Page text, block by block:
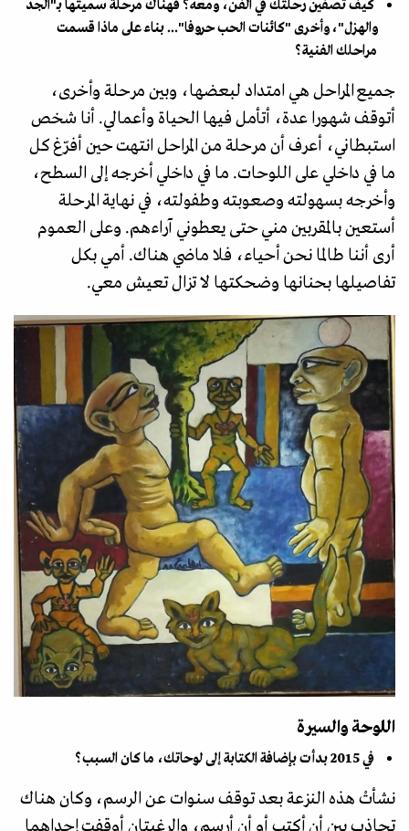
كيف تصفين رحلتك في الفن، ومعه؟ فهناك مرحلة سميتها بـ"الجد
والهزل"، وأخرى "كائنات الحب حروفا"... بناء على ماذا قسمت
مراحلك الفنية؟
جميع المراحل هي امتداد لبعضها، وبين مرحلة وأخرى،
أتوقف شهورا عدة، أتأمل فيها الحياة وأعمالي. أنا شخص
استبطاني، أعرف أن مرحلة من المراحل انتهت حين أفرّغ كل
ما في داخلي على اللوحات. ما في داخلي أخرجه إلى السطح،
وأخرجه بسهولته وصعوبته وطفولته، في نهاية المرحلة
أستعين بالمقربين مني حتى يعطوني آراءهم. وعلى العموم
أرى أننا طالما نحن أحياء، فلا ماضي هناك. أمي بكل
تفاصيلها بحنانها وضحكتها لا تزال تعيش معي.
اللوحة والسيرة
في 2015 بدأت بإضافة الكتابة إلى لوحاتك، ما كان السبب؟
نشأتْ هذه النزعة بعد توقف سنوات عن الرسم، وكان هناك
تجاذب بين أن أكتب أو أن أرسم، والرغبتان أوقفت إحداهما